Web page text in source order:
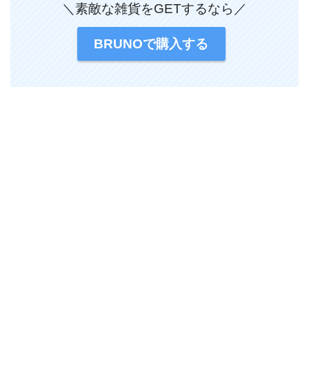
＼素敵な雑貨をGETするなら／
BRUNOで購入する